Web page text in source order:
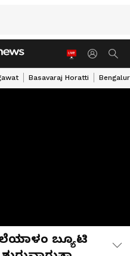
Basavaraj Horatti
ಬ್ಯೂಟಿ